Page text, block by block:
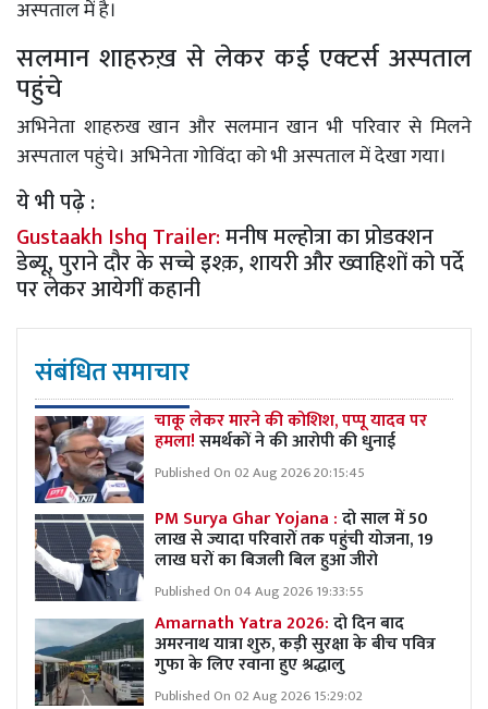
अस्पताल में है।
सलमान शाहरुख़ से लेकर कई एक्टर्स अस्पताल
पहुंचे
अभिनेता शाहरुख खान और सलमान खान भी परिवार से मिलने
अस्पताल पहुंचे। अभिनेता गोविंदा को भी अस्पताल में देखा गया।
ये भी पढ़े :
Gustaakh Ishq Trailer:मनीष मल्होत्रा ​​का प्रोडक्शन
डेब्यू, पुराने दौर के सच्चे इश्क़, शायरी और ख्वाहिशों को पर्दे
पर लेकर आयेगीं कहानी
संबंधित समाचार
चाकू लेकर मारने की कोशिश, पप्पू यादव पर
हमला!समर्थकों ने की आरोपी की धुनाई
Published On 02 Aug 2026 20:15:45
PM Surya Ghar Yojana :दो साल में 50
लाख से ज्यादा परिवारों तक पहुंची योजना, 19
लाख घरों का बिजली बिल हुआ जीरो
Published On 04 Aug 2026 19:33:55
Amarnath Yatra 2026:दो दिन बाद
अमरनाथ यात्रा शुरु, कड़ी सुरक्षा के बीच पवित्र
गुफा के लिए रवाना हुए श्रद्धालु
Published On 02 Aug 2026 15:29:02